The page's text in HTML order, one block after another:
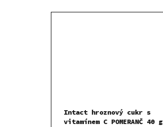
Intact hroznový cukr s
vitamínem C POMERANČ 40 g